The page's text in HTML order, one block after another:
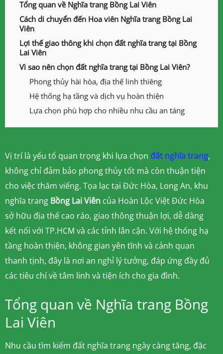
Tổng quan về Nghĩa trang Bồng Lai Viên
Cách di chuyển đến Hoa viên Nghĩa trang Bồng Lai
Viên
Lợi thế giao thông khi chọn đất nghĩa trang tại Bồng
Lai Viên
Vì sao nên chọn đất nghĩa trang tại Bồng Lai Viên?
Phong thủy hài hòa, địa thế linh thiêng
Hệ thống hạ tầng và dịch vụ hoàn thiện
Lựa chọn phù hợp cho nhiều nhu cầu an táng
Vị trí là yếu tố quan trọng khi lựa chọn đất nghĩa trang,
không chỉ đảm bảo phong thủy tốt mà còn thuận tiện
cho việc thăm viếng. Tọa lạc tại Đức Hòa, Long An, khu
nghĩa trang Bồng Lai Viên của Hoàn Lộc Việt Đức Hòa
sở hữu địa thế cao ráo, giao thông thuận lợi, dễ dàng
kết nối với TP.HCM và các tỉnh lân cận. Với hệ thống hạ
tầng hoàn thiện, không gian yên tĩnh và cảnh quan
thanh tịnh, đây là nơi an nghỉ lý tưởng, đáp ứng đầy đủ
các tiêu chí về tâm linh và tiện ích cho gia đình.
Tổng quan về Nghĩa trang Bồng
Lai Viên
Nhu cầu tìm kiếm đất nghĩa trang ngày càng tăng, đặc